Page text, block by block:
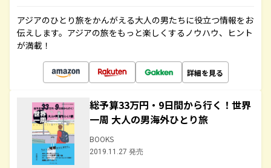
アジアのひとり旅をかんがえる大人の男たちに役立つ情報をお
伝えします。アジアの旅をもっと楽しくするノウハウ、ヒント
が満載！
詳細を見る
総予算33万円・9日間から行く！世界
一周 大人の男海外ひとり旅
BOOKS
2019.11.27 発売